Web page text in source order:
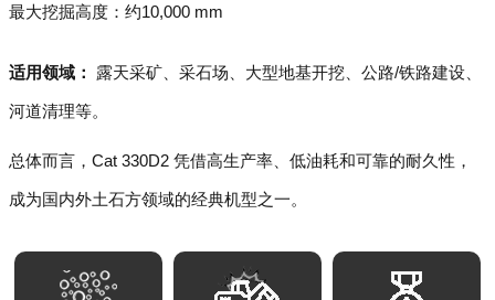
最大挖掘高度：约10,000 mm
适用领域： 露天采矿、采石场、大型地基开挖、公路/铁路建设、
河道清理等。
总体而言，Cat 330D2 凭借高生产率、低油耗和可靠的耐久性，
成为国内外土石方领域的经典机型之一。